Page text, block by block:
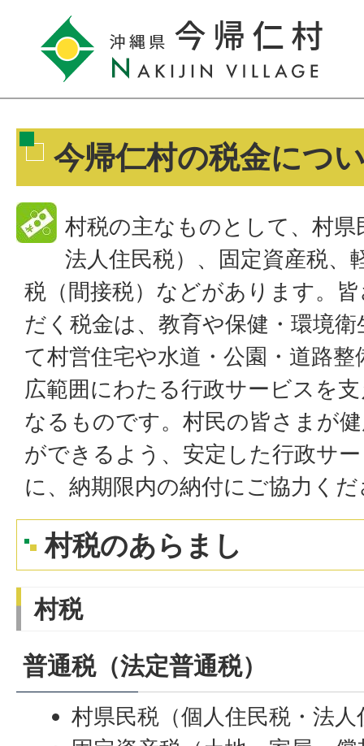
今帰仁村の税金につ
村税の主なものとして、村県
法人住民税）、固定資産税、
税（間接税）などがあります。
だく税金は、教育や保健・環境
て村営住宅や水道・公園・道路
広範囲にわたる行政サービスを
なるものです。村民の皆さまが
ができるよう、安定した行政サ
に、納期限内の納付にご協力く
村税のあらまし
村税
普通税（法定普通税）
村県民税（個人住民税・法人